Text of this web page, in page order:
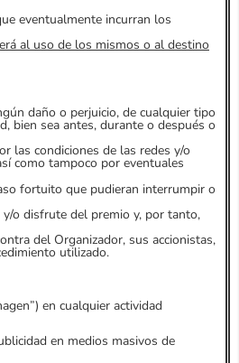
eventualmente incurran los
al uso de los mismos o al destino
daño o perjuicio, de cualquier tipo
bien sea antes, durante o después o
las condiciones de las redes y/o
como tampoco por eventuales
fortuito que pudieran interrumpir o
o disfrute del premio y, por tanto,
del Organizador, sus accionistas,
utilizado.
en cualquier actividad
en medios masivos de